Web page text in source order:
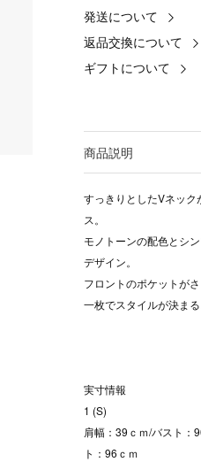
発送について
返品交換について
ギフトについて
商品説明
すっきりとしたVネッ
ス。
モノトーンの配色とシ
デザイン。
フロントのポケットが
一枚でスタイルが決ま
実寸情報
1 (S)
肩幅：39ｃｍ/バスト：
ト：96ｃｍ